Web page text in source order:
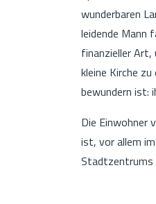
wunderbaren
leidende Mann
finanzieller Art,
kleine Kirche
bewundern
Die Einwohner
ist, vor allem
Stadtzentrums